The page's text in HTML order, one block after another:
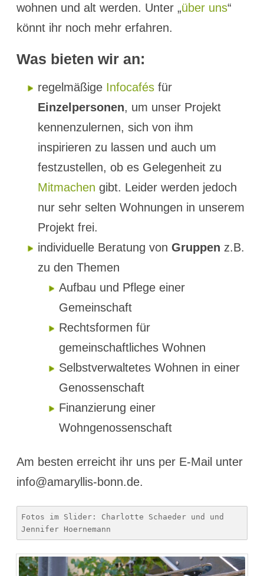
wohnen und alt werden. Unter „über uns“
könnt ihr noch mehr erfahren.
Was bieten wir an:
regelmäßige Infocafés für
Einzelpersonen, um unser Projekt
kennenzulernen, sich von ihm
inspirieren zu lassen und auch um
festzustellen, ob es Gelegenheit zu
Mitmachen gibt. Leider werden jedoch
nur sehr selten Wohnungen in unserem
Projekt frei.
individuelle Beratung von Gruppen z.B.
zu den Themen
Aufbau und Pflege einer
Gemeinschaft
Rechtsformen für
gemeinschaftliches Wohnen
Selbstverwaltetes Wohnen in einer
Genossenschaft
Finanzierung einer
Wohngenossenschaft
Am besten erreicht ihr uns per E-Mail unter
info@amaryllis-bonn.de.
Fotos im Slider: Charlotte Schaeder und und
Jennifer Hoernemann